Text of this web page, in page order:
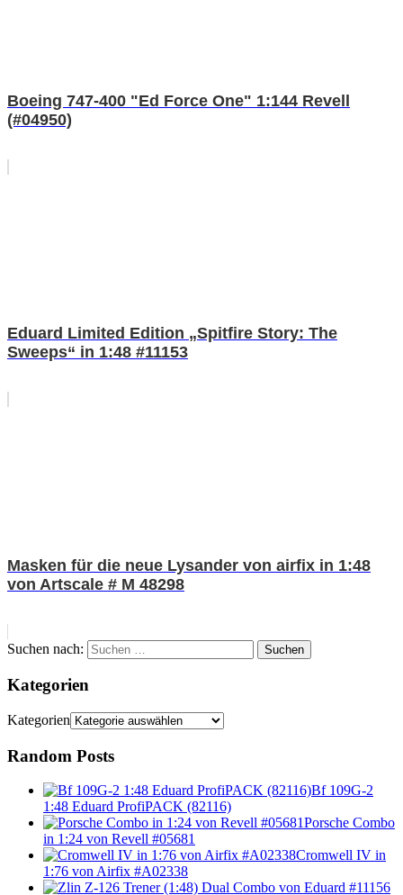
Boeing 747-400 "Ed Force One" 1:144 Revell
(#04950)
Eduard Limited Edition „Spitfire Story: The
Sweeps“ in 1:48 #11153
Masken für die neue Lysander von airfix in 1:48
von Artscale # M 48298
Suchen nach: Suchen
Kategorien
Kategorien
Random Posts
Bf 109G-2
1:48 Eduard ProfiPACK (82116)
Porsche Combo
in 1:24 von Revell #05681
Cromwell IV in
1:76 von Airfix #A02338